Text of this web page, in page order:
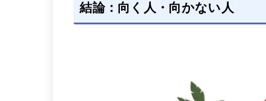
結論：向く人・向かない人